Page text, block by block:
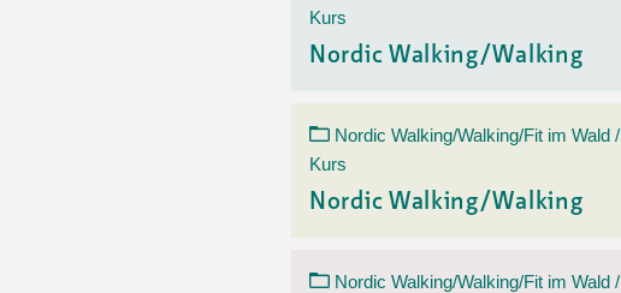
Kurs
Nordic Walking/Walking
Nordic Walking/Walking/Fit im Wald /
Kurs
Nordic Walking/Walking
Nordic Walking/Walking/Fit im Wald /